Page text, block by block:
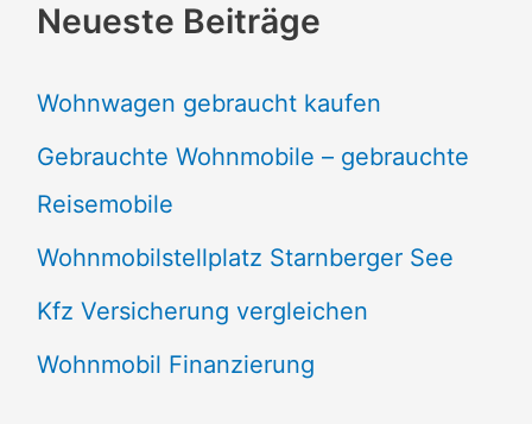
Neueste Beiträge
Wohnwagen gebraucht kaufen
Gebrauchte Wohnmobile – gebrauchte
Reisemobile
Wohnmobilstellplatz Starnberger See
Kfz Versicherung vergleichen
Wohnmobil Finanzierung